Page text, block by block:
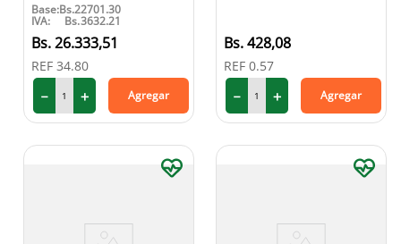
Base:Bs.22701.30
IVA: Bs.3632.21
26.333,51
REF 34.80
＋
－ Agregar
428,08
REF 0.57
＋
－ Agregar